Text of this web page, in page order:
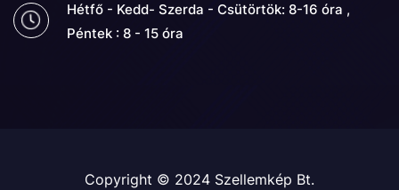
Hétfő - Kedd- Szerda - Csütörtök: 8-16 óra ,
Péntek : 8 - 15 óra
Copyright © 2024 Szellemkép Bt.